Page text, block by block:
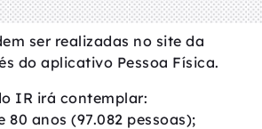
ser realizadas no site da
do aplicativo Pessoa Física.
IR irá contemplar:
80 anos (97.082 pessoas);